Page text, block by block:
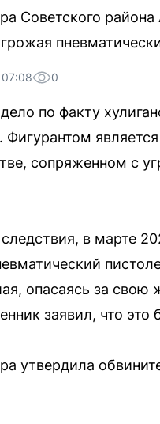
Советского
0
по факту
Фигурантом
сопряженном с
в марте
опасаясь за свою
заявил, что
утвердила